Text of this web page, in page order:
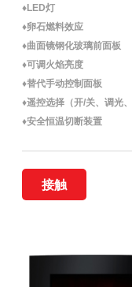
♦LED灯
♦卵石燃料效应
♦曲面镜钢化玻璃前面板
♦可调火焰亮度
♦替代手动控制面板
♦遥控选择（开/关、调光
♦安全恒温切断装置
接触